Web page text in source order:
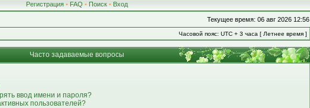
Регистрация • FAQ • Поиск • Вход
Текущее время: 06 авг 2026 12:56
Часовой пояс: UTC + 3 часа [ Летнее время ]
Часто задаваемые вопросы
ввод имени и пароля?
пользователей?